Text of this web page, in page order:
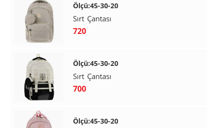
Ölçü:45-30-20
Sırt Çantası
720
Ölçü:45-30-20
Sırt Çantası
700
Ölçü:45-30-20